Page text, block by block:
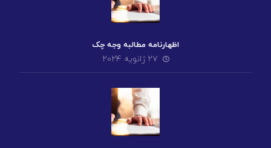
اظهارنامه مطالبه وجه چک
۲۷ ژانویه ۲۰۲۴